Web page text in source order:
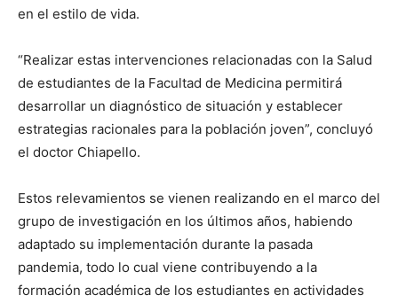
en el estilo de vida.
“Realizar estas intervenciones relacionadas con la Salud
de estudiantes de la Facultad de Medicina permitirá
desarrollar un diagnóstico de situación y establecer
estrategias racionales para la población joven”, concluyó
el doctor Chiapello.
Estos relevamientos se vienen realizando en el marco del
grupo de investigación en los últimos años, habiendo
adaptado su implementación durante la pasada
pandemia, todo lo cual viene contribuyendo a la
formación académica de los estudiantes en actividades